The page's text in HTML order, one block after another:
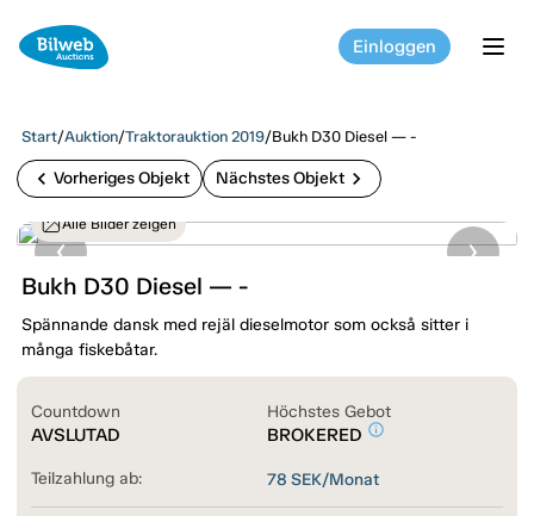
Einloggen
Start/Auktion/Traktorauktion 2019/Bukh D30 Diesel — -
chevron_left Vorheriges Objekt Nächstes Objekt chevron_right
Alle Bilder zeigen
Bukh D30 Diesel — -
Spännande dansk med rejäl dieselmotor som också sitter i
många fiskebåtar.
Countdown
AVSLUTAD
Höchstes Gebot
BROKERED info_outline
Teilzahlung ab: 78 SEK/Monat